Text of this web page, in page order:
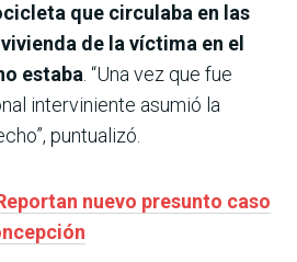
que circulaba en las
de la víctima en el
estaba. “Una vez que fue
interviniente asumió la
puntualizó.
nuevo presunto caso